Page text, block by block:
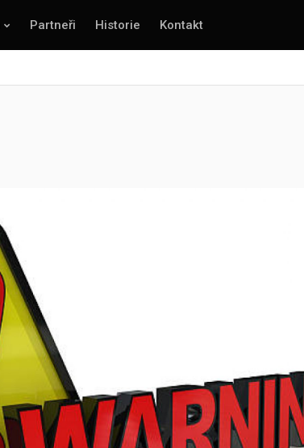
Partneři Historie Kontakt